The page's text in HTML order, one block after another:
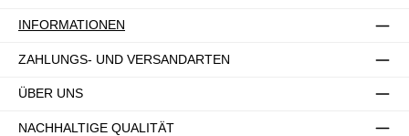
INFORMATIONEN
ZAHLUNGS- UND VERSANDARTEN
ÜBER UNS
NACHHALTIGE QUALITÄT